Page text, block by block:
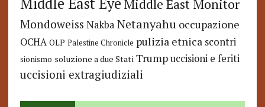
Middle East Monitor
Mondoweiss Nakba Netanyahu occupazione
OCHA OLP Palestine Chronicle pulizia etnica scontri
sionismo soluzione a due Stati Trump uccisioni e feriti
uccisioni extragiudiziali